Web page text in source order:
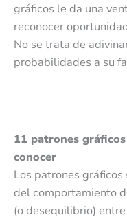
gráficos le da una
reconocer
No se trata de
probabilidades a su
11 patrones
conocer
Los patrones
del comportamiento
(o desequilibrio)